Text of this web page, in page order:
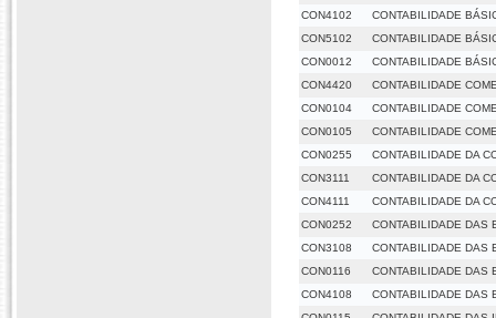
CON4102
CONTABILIDADE
CON5102
CONTABILIDADE
CON0012
CONTABILIDADE
CON4420
CONTABILIDADE
CON0104
CONTABILIDADE
CON0105
CONTABILIDADE
CON0255
CONTABILIDADE DA
CON3111
CONTABILIDADE DA
CON4111
CONTABILIDADE DA
CON0252
CONTABILIDADE DAS
CON3108
CONTABILIDADE DAS
CON0116
CONTABILIDADE DAS
CON4108
CONTABILIDADE DAS